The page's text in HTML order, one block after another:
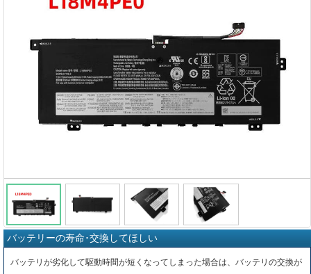
バッテリーの寿命･交換してほしい
バッテリが劣化して駆動時間が短くなってしまった場合は、バッテリの交換が